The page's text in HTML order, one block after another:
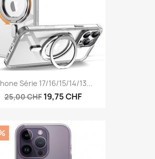
Série 17/16/15/14/13...
25,00 CHF 19,75 CHF